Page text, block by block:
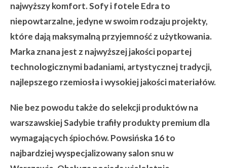
najwyższy komfort. Sofy i fotele Edra to
niepowtarzalne, jedyne w swoim rodzaju projekty,
które dają maksymalną przyjemność z użytkowania.
Marka znana jest z najwyższej jakości popartej
technologicznymi badaniami, artystycznej tradycji,
najlepszego rzemiosła i wysokiej jakości materiałów.
Nie bez powodu także do selekcji produktów na
warszawskiej Sadybie trafiły produkty premium dla
wymagających śpiochów.Powsińska 16to
najbardziej wyspecjalizowany salon snu w